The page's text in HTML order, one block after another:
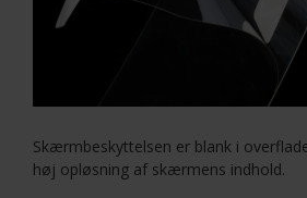
Skærmbeskyttelsen er blank i
høj opløsning af skærmens indhold.